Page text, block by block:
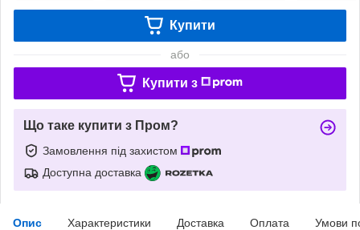
Купити
або
Купити з
Що таке купити з Пром?
Замовлення під захистом
Доступна доставка
Опис Характеристики Доставка Оплата Умови